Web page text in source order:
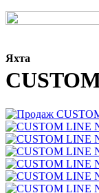
Яхта